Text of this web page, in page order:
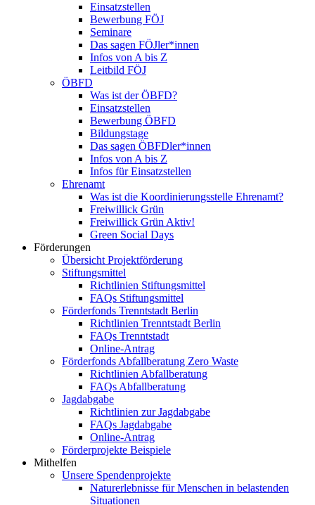
Einsatzstellen
Bewerbung FÖJ
Seminare
Das sagen FÖJler*innen
Infos von A bis Z
Leitbild FÖJ
ÖBFD
Was ist der ÖBFD?
Einsatzstellen
Bewerbung ÖBFD
Bildungstage
Das sagen ÖBFDler*innen
Infos von A bis Z
Infos für Einsatzstellen
Ehrenamt
Was ist die Koordinierungsstelle Ehrenamt?
Freiwillick Grün
Freiwillick Grün Aktiv!
Green Social Days
Förderungen
Übersicht Projektförderung
Stiftungsmittel
Richtlinien Stiftungsmittel
FAQs Stiftungsmittel
Förderfonds Trenntstadt Berlin
Richtlinien Trenntstadt Berlin
FAQs Trenntstadt
Online-Antrag
Förderfonds Abfallberatung Zero Waste
Richtlinien Abfallberatung
FAQs Abfallberatung
Jagdabgabe
Richtlinien zur Jagdabgabe
FAQs Jagdabgabe
Online-Antrag
Förderprojekte Beispiele
Mithelfen
Unsere Spendenprojekte
Naturerlebnisse für Menschen in belastenden
Situationen